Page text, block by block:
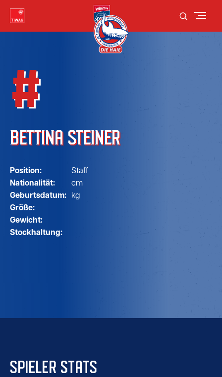
Position:
Nationalität:
Geburtsdatum:
Größe:
Gewicht:
Stockhaltung:
Staff
cm
kg
#
BETTINA STEINER
SPIELER STATS